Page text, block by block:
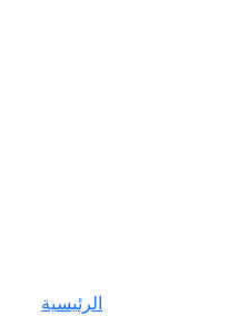
الرئيسية